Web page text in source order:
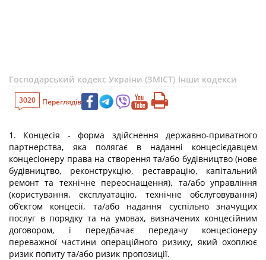
Господарський кодекс України (ЗМІСТ) Інши кодекси
3020 Переглядів
1. Концесія - форма здійснення державно-приватного
партнерства, яка полягає в наданні концесієдавцем
концесіонеру права на створення та/або будівництво (нове
будівництво, реконструкцію, реставрацію, капітальний
ремонт та технічне переоснащення), та/або управління
(користування, експлуатацію, технічне обслуговування)
об’єктом концесії, та/або надання суспільно значущих
послуг в порядку та на умовах, визначених концесійним
договором, і передбачає передачу концесіонеру
переважної частини операційного ризику, який охоплює
ризик попиту та/або ризик пропозиції.